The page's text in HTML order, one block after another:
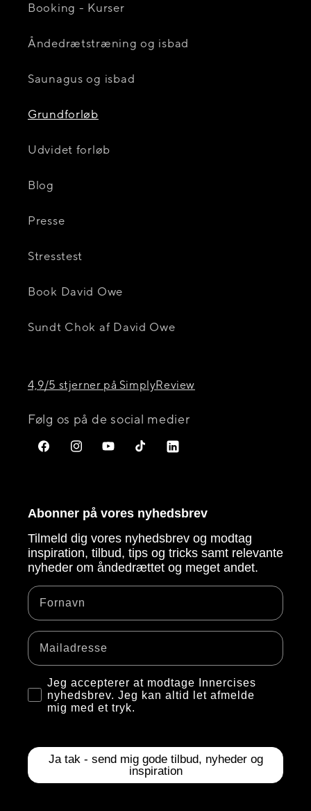
Booking - Kurser
Åndedrætstræning og isbad
Saunagus og isbad
Grundforløb
Udvidet forløb
Blog
Presse
Stresstest
Book David Owe
Sundt Chok af David Owe
4,9/5 stjerner på SimplyReview
Følg os på de social medier
FacebookInstagramYouTubeTikTokTranslation
Abonner på vores nyhedsbrev
Tilmeld dig vores nyhedsbrev og modtag
inspiration, tilbud, tips og tricks samt relevante
nyheder om åndedrættet og meget andet.
Fornavn
Email
Checkboks for opt-in
Jeg accepterer at modtage Innercises
nyhedsbrev. Jeg kan altid let afmelde
mig med et tryk.
Ja tak - send mig gode tilbud, nyheder og
inspiration